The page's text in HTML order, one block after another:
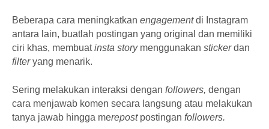
Beberapa cara meningkatkan engagementdi Instagram
antara lain, buatlah postingan yang original dan memiliki
ciri khas, membuatinsta storymenggunakan stickerdan
filteryang menarik.
Sering melakukan interaksi dengan followers, dengan
cara menjawab komen secara langsung atau melakukan
tanya jawab hingga merepostpostingan followers.